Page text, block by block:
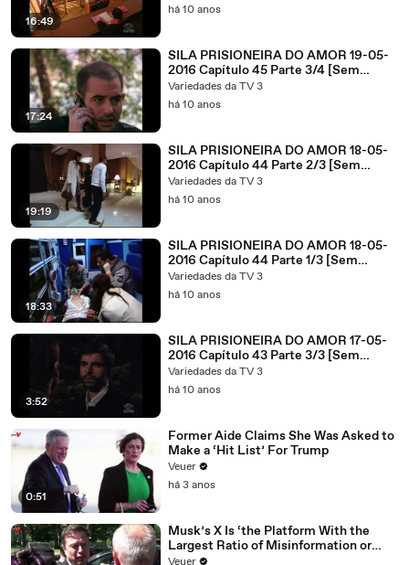
16:49
há 10 anos
17:24
SILA PRISIONEIRA DO AMOR 19-05-
2016 Capítulo 45 Parte 3/4 [Sem
Cortes]
Variedades da TV 3
há 10 anos
19:19
SILA PRISIONEIRA DO AMOR 18-05-
2016 Capítulo 44 Parte 2/3 [Sem
Cortes]
Variedades da TV 3
há 10 anos
18:33
SILA PRISIONEIRA DO AMOR 18-05-
2016 Capítulo 44 Parte 1/3 [Sem
Cortes]
Variedades da TV 3
há 10 anos
3:52
SILA PRISIONEIRA DO AMOR 17-05-
2016 Capítulo 43 Parte 3/3 [Sem
Cortes]
Variedades da TV 3
há 10 anos
0:51
Former Aide Claims She Was Asked to
Make a ‘Hit List’ For Trump
Veuer
há 3 anos
Musk’s X Is ‘the Platform With the
Largest Ratio of Misinformation or
Disinformation’ Amongst All Social